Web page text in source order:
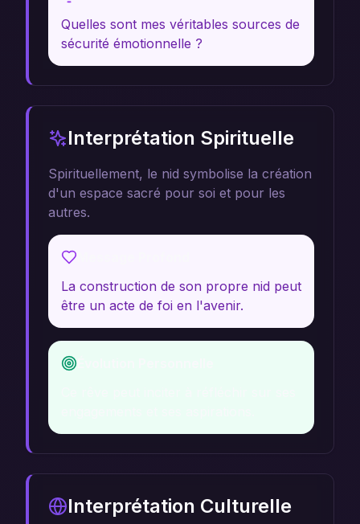
Quelles sont mes véritables sources de
sécurité émotionnelle ?
Interprétation Spirituelle
Spirituellement, le nid symbolise la création
d'un espace sacré pour soi et pour les
autres.
La construction de son propre nid peut
être un acte de foi en l'avenir.
Interprétation Culturelle